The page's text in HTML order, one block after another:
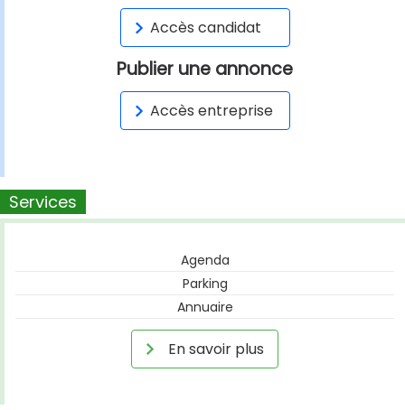
Accès candidat
Publier une annonce
Accès entreprise
Services
Agenda
Parking
Annuaire
En savoir plus